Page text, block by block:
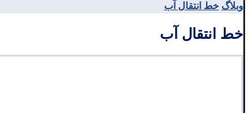
وبلاگ خط انتقال آب
خط انتقال آب